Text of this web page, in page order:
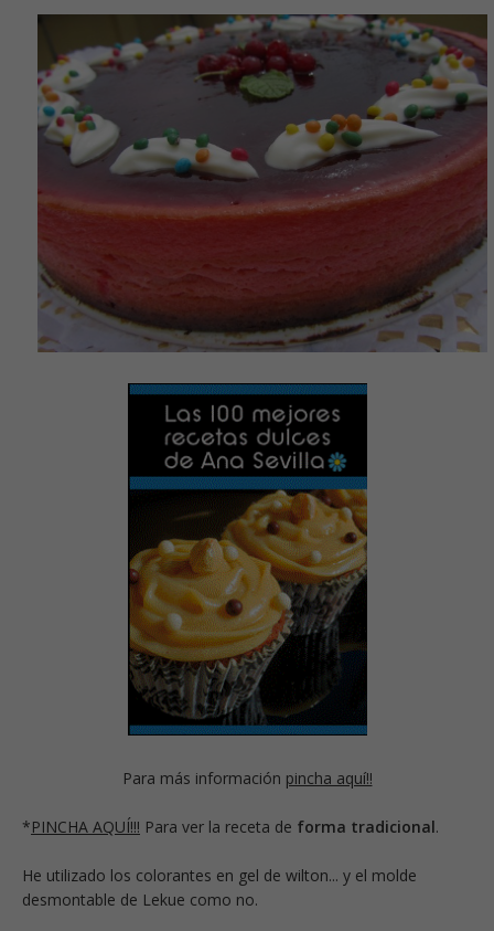
Para más información pincha aquí!!
*PINCHA AQUÍ!!! Para ver la receta de forma tradicional.
He utilizado los colorantes en gel de wilton... y el molde
desmontable de Lekue como no.